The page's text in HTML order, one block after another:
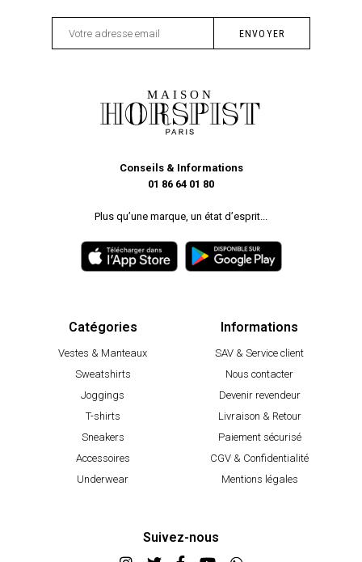
Conseils & Informations
01 86 64 01 80
Plus qu’une marque, un état d’esprit...
Catégories
Vestes & Manteaux
Sweatshirts
Joggings
T-shirts
Sneakers
Accessoires
Underwear
Informations
SAV & Service client
Nous contacter
Devenir revendeur
Livraison & Retour
Paiement sécurisé
CGV & Confidentialité
Mentions légales
Suivez-nous